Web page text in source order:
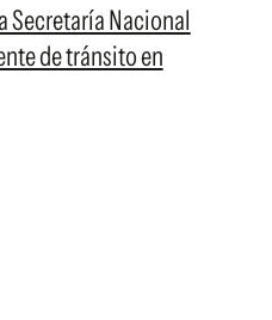
Secretaría Nacional
de tránsito en